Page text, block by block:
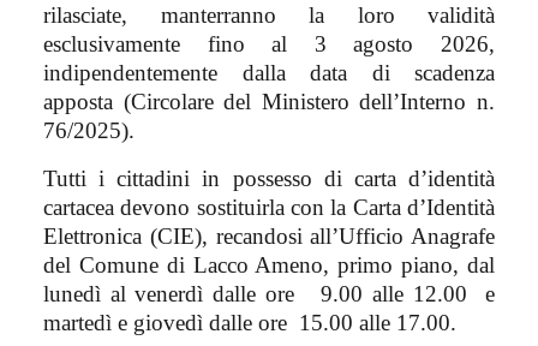
rilasciate, manterranno la loro validità
esclusivamente fino al 3 agosto 2026,
indipendentemente dalla data di scadenza
apposta (Circolare del Ministero dell’Interno n.
76/2025).
Tutti i cittadini in possesso di carta d’identità
cartacea devono sostituirla con la Carta d’Identità
Elettronica (CIE), recandosi all’Ufficio Anagrafe
del Comune di Lacco Ameno, primo piano, dal
lunedì al venerdì dalle ore
9.00 alle 12.00
e
martedì e giovedì dalle ore 15.00 alle 17.00.